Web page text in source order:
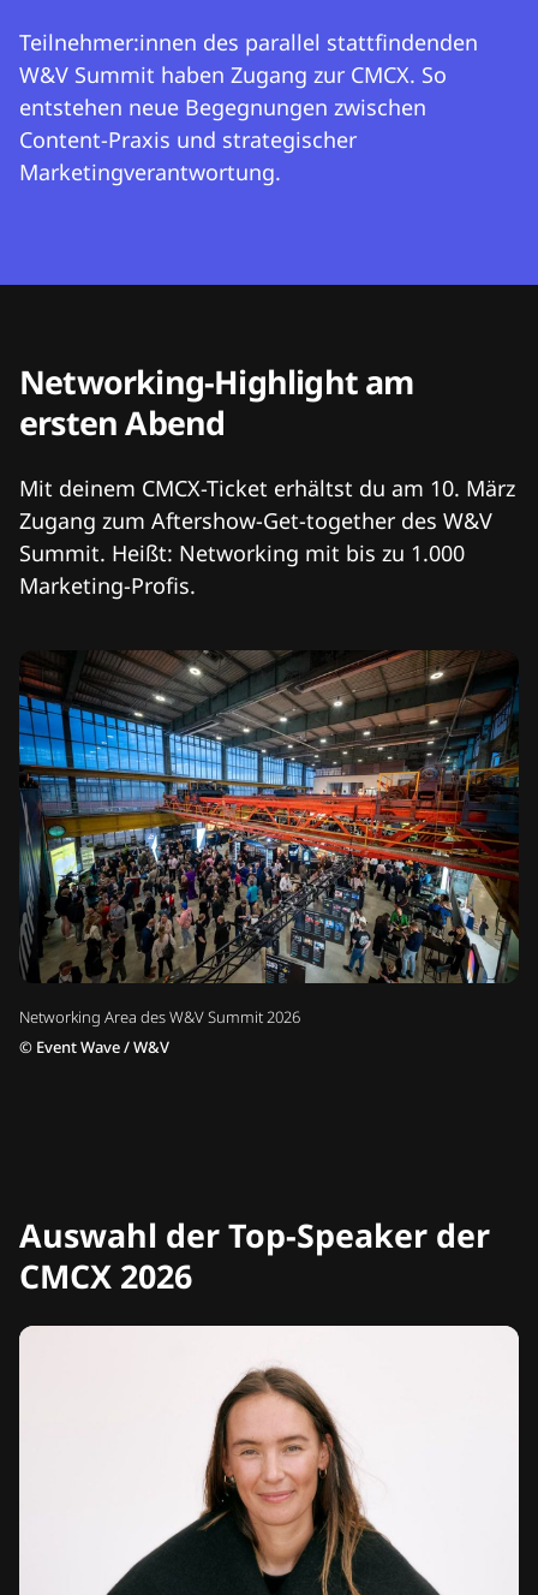
Teilnehmer:innen des parallel stattfindenden
W&V Summit haben Zugang zur CMCX. So
entstehen neue Begegnungen zwischen
Content-Praxis und strategischer
Marketingverantwortung.
Networking Area des W&V Summit 2026
© Event Wave / W&V
Networking-Highlight am
ersten Abend
Mit deinem CMCX-Ticket erhältst du am 10. März
Zugang zum Aftershow-Get-together des W&V
Summit. Heißt: Networking mit bis zu 1.000
Marketing-Profis.
Auswahl der Top-Speaker der
CMCX 2026